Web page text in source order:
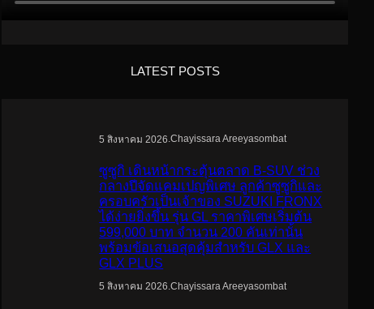
LATEST POSTS
5 สิงหาคม 2026.Chayissara Areeyasombat
ซูซูกิ เดินหน้ากระตุ้นตลาด B-SUV ช่วง
กลางปีจัดแคมเปญพิเศษ ลูกค้าซูซูกิและ
ครอบครัวเป็นเจ้าของ SUZUKI FRONX
ได้ง่ายยิ่งขึ้น รุ่น GL ราคาพิเศษเริ่มต้น
599,000 บาท จำนวน 200 คันเท่านั้น
พร้อมข้อเสนอสุดคุ้มสำหรับ GLX และ
GLX PLUS
5 สิงหาคม 2026 .Chayissara Areeyasombat